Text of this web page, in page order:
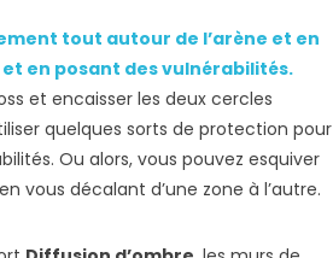
tout autour de l’arène et en
en posant des vulnérabilités.
et encaisser les deux cercles
quelques sorts de protection pour
Ou alors, vous pouvez esquiver
vous décalant d’une zone à l’autre.